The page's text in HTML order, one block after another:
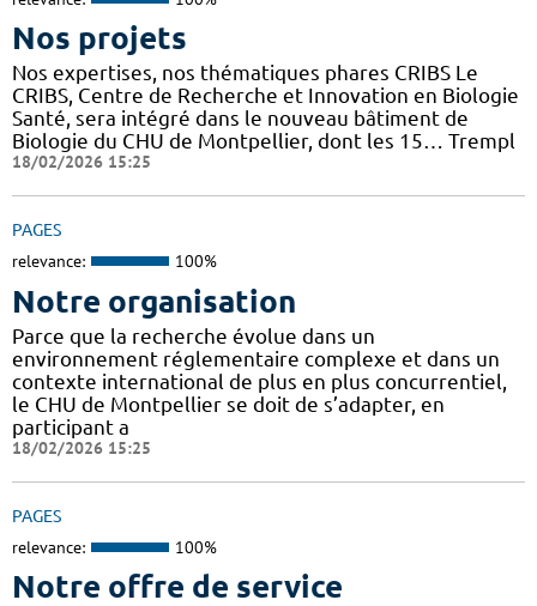
Nos projets
Nos expertises, nos thématiques phares CRIBS Le
CRIBS, Centre de Recherche et Innovation en Biologie
Santé, sera intégré dans le nouveau bâtiment de
Biologie du CHU de Montpellier, dont les 15… Trempl
18/02/2026 15:25
PAGES
relevance: 100%
Notre organisation
Parce que la recherche évolue dans un
environnement réglementaire complexe et dans un
contexte international de plus en plus concurrentiel,
le CHU de Montpellier se doit de s’adapter, en
participant a
18/02/2026 15:25
PAGES
relevance: 100%
Notre offre de service